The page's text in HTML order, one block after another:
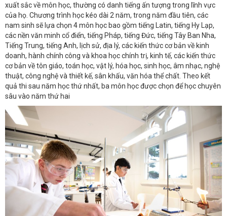
xuất sắc về môn học, thường có danh tiếng ấn tượng trong lĩnh vực
của họ. Chương trình học kéo dài 2 năm, trong năm đầu tiên, các
nam sinh sẽ lựa chọn 4 môn học bao gồm tiếng Latin, tiếng Hy Lạp,
các nền văn minh cổ điển, tiếng Pháp, tiếng Đức, tiếng Tây Ban Nha,
Tiếng Trung, tiếng Anh, lịch sử, địa lý, các kiến ​​thức cơ bản về kinh
doanh, hành chính công và khoa học chính trị, kinh tế, các kiến ​​thức
cơ bản về tôn giáo, toán học, vật lý, hóa học, sinh học, âm nhạc, nghệ
thuật, công nghệ và thiết kế, sân khấu, văn hóa thể chất. Theo kết
quả thi sau năm học thứ nhất, ba môn học được chọn để học chuyên
sâu vào năm thứ hai